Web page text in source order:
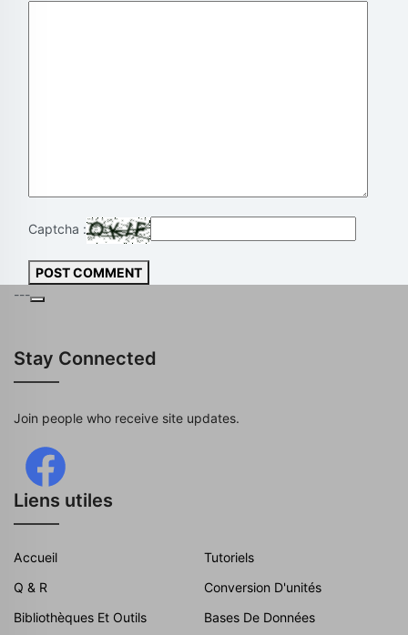
Captcha :
POST COMMENT
---
Stay Connected
Join people who receive site updates.
Liens utiles
Accueil
Tutoriels
Q & R
Conversion D'unités
Bibliothèques Et Outils
Bases De Données